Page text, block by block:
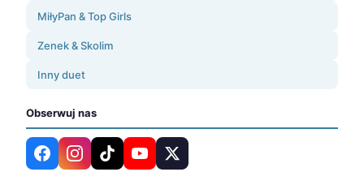
MiłyPan & Top Girls
Zenek & Skolim
Inny duet
Obserwuj nas